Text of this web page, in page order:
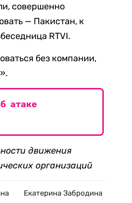
совершенно
— Пакистан, к
RTVI.
без компании,
атаке
движения
организаций
Екатерина Забродина